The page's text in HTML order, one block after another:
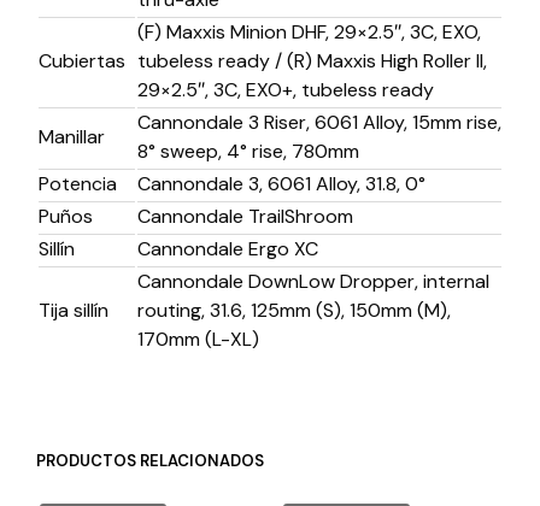
Cubiertas
(F) Maxxis Minion DHF, 29×2.5″, 3C, EXO,
tubeless ready / (R) Maxxis High Roller II,
29×2.5″, 3C, EXO+, tubeless ready
Manillar
Cannondale 3 Riser, 6061 Alloy, 15mm rise,
8° sweep, 4° rise, 780mm
Potencia
Cannondale 3, 6061 Alloy, 31.8, 0°
Puños
Cannondale TrailShroom
Sillín
Cannondale Ergo XC
Tija sillín
Cannondale DownLow Dropper, internal
routing, 31.6, 125mm (S), 150mm (M),
170mm (L-XL)
PRODUCTOS RELACIONADOS